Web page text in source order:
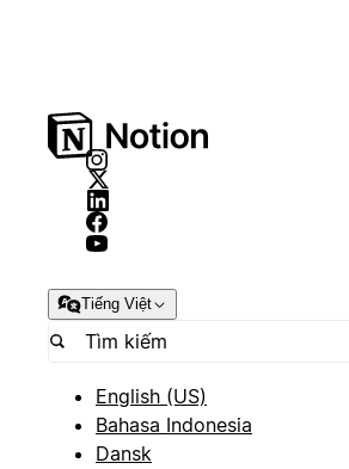
Tiếng Việt
English (US)
Bahasa Indonesia
Dansk